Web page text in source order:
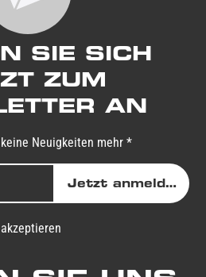
SIE SICH
ZUM
AN
Neuigkeiten mehr *
Jetzt anmelden